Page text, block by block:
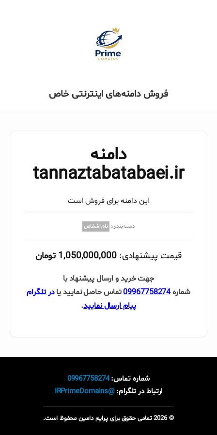
فروش دامنه‌های اینترنتی خاص
دامنه
tannaztabatabaei.ir
این دامنه برای فروش است
دسته‌بندی: نام اشخاص
قیمت پیشنهادی: 1,050,000,000 تومان
جهت خرید و ارسال پیشنهاد با
شماره09967758274تماس حاصل نمایید یادر تلگرام
پیام ارسال نمایید.
شماره تماس:09967758274
ارتباط در تلگرام:@IRPrimeDomains
© 2026 تمامی حقوق برای پرایم دامین محفوظ است.